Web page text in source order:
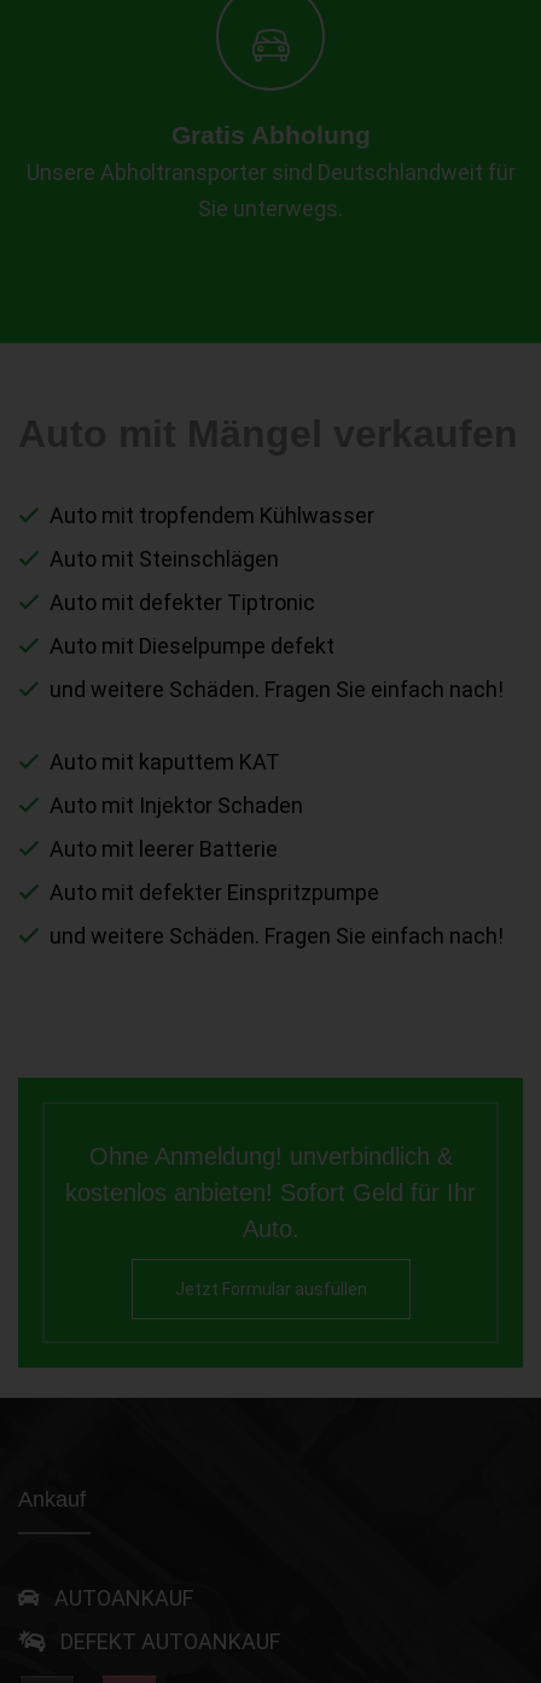
Gratis Abholung
Unsere Abholtransporter sind Deutschlandweit für
Sie unterwegs.
Auto mit tropfendem Kühlwasser
Auto mit Steinschlägen
Auto mit defekter Tiptronic
Auto mit Dieselpumpe defekt
und weitere Schäden. Fragen Sie einfach nach!
Auto mit kaputtem KAT
Auto mit Injektor Schaden
Auto mit leerer Batterie
Auto mit defekter Einspritzpumpe
und weitere Schäden. Fragen Sie einfach nach!
Ohne Anmeldung! unverbindlich &
kostenlos anbieten! Sofort Geld für Ihr
Auto.
Jetzt Formular ausfüllen
Ankauf
AUTOANKAUF
DEFEKT AUTOANKAUF